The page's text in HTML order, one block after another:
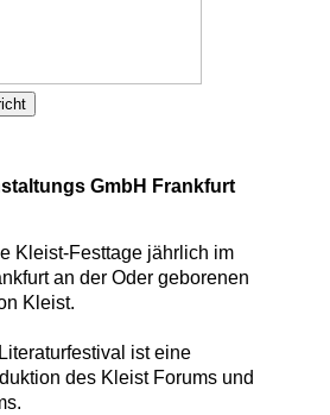
GmbH Frankfurt
Kleist-Festtage jährlich im
an der Oder geborenen
Kleist.
ist eine
des Kleist Forums und